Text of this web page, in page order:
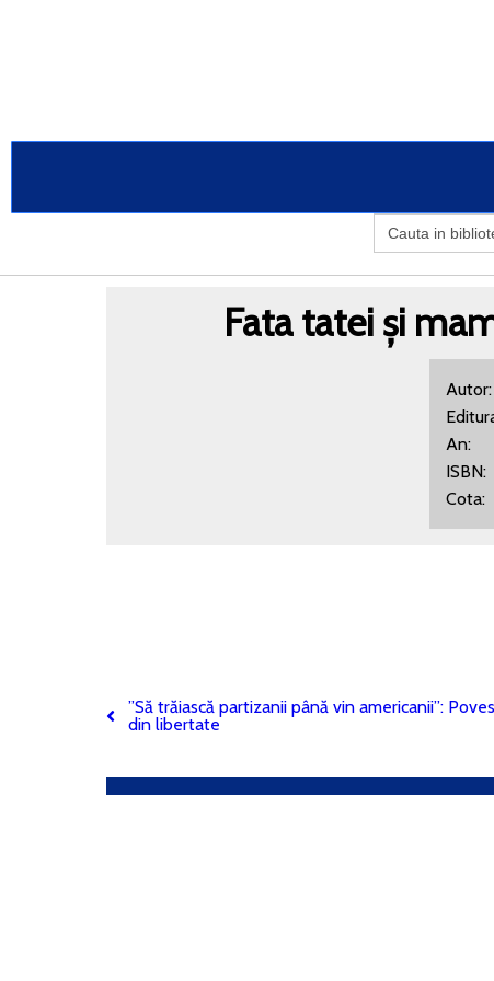
Search
for:
Fata tatei și
”Să trăiască partizanii până vin americanii”:
din libertate